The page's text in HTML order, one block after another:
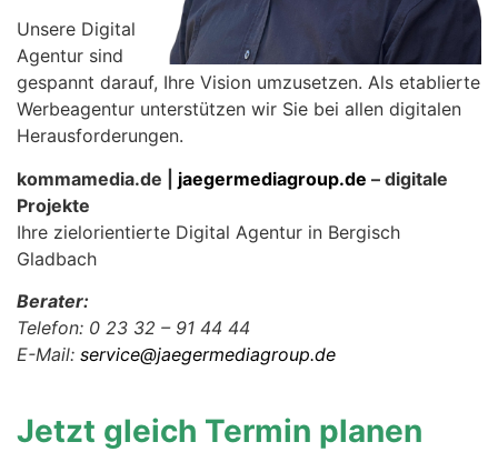
Unsere Digital
Agentur sind
gespannt darauf, Ihre Vision umzusetzen. Als etablierte
Werbeagentur unterstützen wir Sie bei allen digitalen
Herausforderungen.
kommamedia.de | jaegermediagroup.de – digitale
Projekte
Ihre zielorientierte Digital Agentur in Bergisch
Gladbach
Berater:
Telefon: 0 23 32 – 91 44 44
E-Mail: service@jaegermediagroup.de
Jetzt gleich Termin planen